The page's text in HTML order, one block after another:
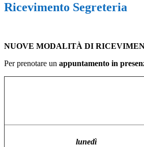
Ricevimento Segreteria
NUOVE MODALITÀ DI
Per prenotare un appuntamento in
lunedì